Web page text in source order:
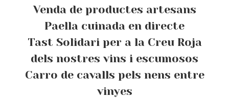
Venda de productes artesans
Paella cuinada en directe
Tast Solidari per a la Creu Roja
dels nostres vins i escumosos
Carro de cavalls pels nens entre
vinyes